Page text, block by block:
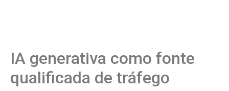
IA generativa como fonte
qualificada de tráfego